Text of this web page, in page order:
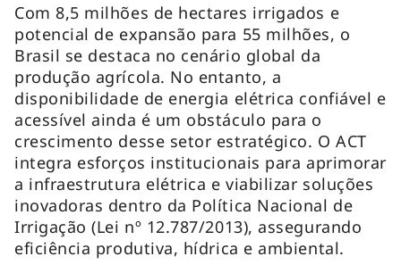
Com 8,5 milhões de hectares irrigados e
potencial de expansão para 55 milhões, o
Brasil se destaca no cenário global da
produção agrícola. No entanto, a
disponibilidade de energia elétrica confiável e
acessível ainda é um obstáculo para o
crescimento desse setor estratégico. O ACT
integra esforços institucionais para aprimorar
a infraestrutura elétrica e viabilizar soluções
inovadoras dentro da Política Nacional de
Irrigação (Lei nº 12.787/2013), assegurando
eficiência produtiva, hídrica e ambiental.